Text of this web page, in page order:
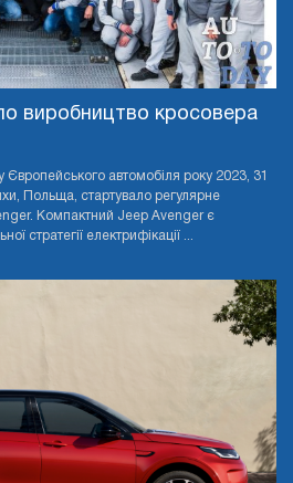
виробництво кросовера
Європейського автомобіля року 2023, 31
Польща, стартувало регулярне
Компактний Jeep Avenger є
стратегії електрифікації ...